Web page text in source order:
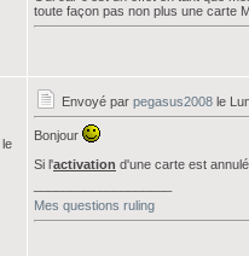
toute façon pas non plus une carte
le
Envoyé par pegasus2008 le
Bonjour
Si l'activation d'une carte est
Mes questions ruling